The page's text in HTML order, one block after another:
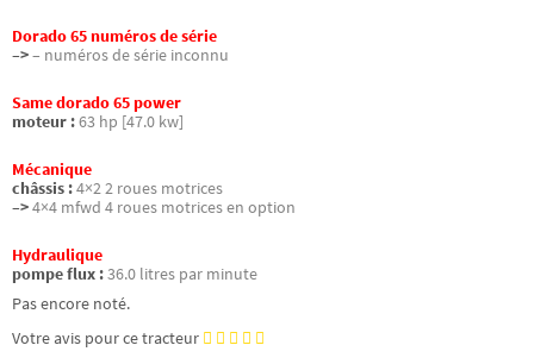
Dorado 65 numéros de série
–>– numéros de série inconnu
Same dorado 65 power
moteur :63 hp [47.0 kw]
Mécanique
châssis :4×2 2 roues motrices
–>4×4 mfwd 4 roues motrices en option
Hydraulique
pompe flux :36.0 litres par minute
Pas encore noté.
Votre avis pour ce tracteur